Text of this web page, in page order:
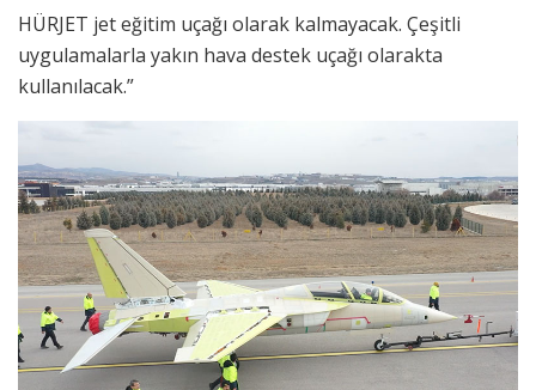
HÜRJET jet eğitim uçağı olarak kalmayacak. Çeşitli
uygulamalarla yakın hava destek uçağı olarakta
kullanılacak.”